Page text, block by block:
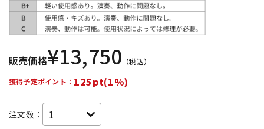
販売価格¥13,750 （税込）
獲得予定ポイント： 125pt(1%)
注文数：